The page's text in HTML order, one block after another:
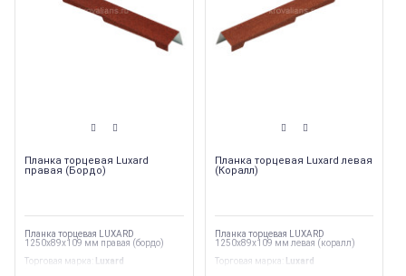
Планка торцевая Luxard
правая (Бордо)
Планка торцевая LUXARD
1250х89х109 мм правая (бордо)
Торговая марка
Luxard
Планка торцевая Luxard левая
(Коралл)
Планка торцевая LUXARD
1250х89х109 мм левая (коралл)
Торговая марка
Luxard